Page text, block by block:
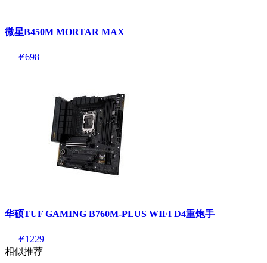
微星B450M MORTAR MAX
￥698
华硕TUF GAMING B760M-PLUS WIFI D4重炮手
￥1229
相似推荐